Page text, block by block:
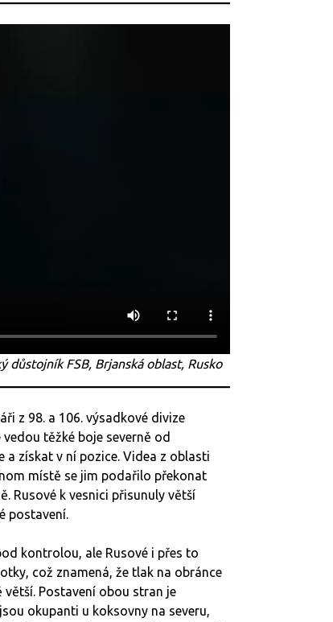
důstojník FSB, Brjanská oblast, Rusko
z 98. a 106. výsadkové divize
těžké boje severně od
a získat v ní pozice. Videa z oblasti
místě se jim podařilo překonat
Rusové k vesnici přisunuly větší
postavení.
kontrolou, ale Rusové i přes to
což znamená, že tlak na obránce
větší. Postavení obou stran je
okupanti u koksovny na severu,